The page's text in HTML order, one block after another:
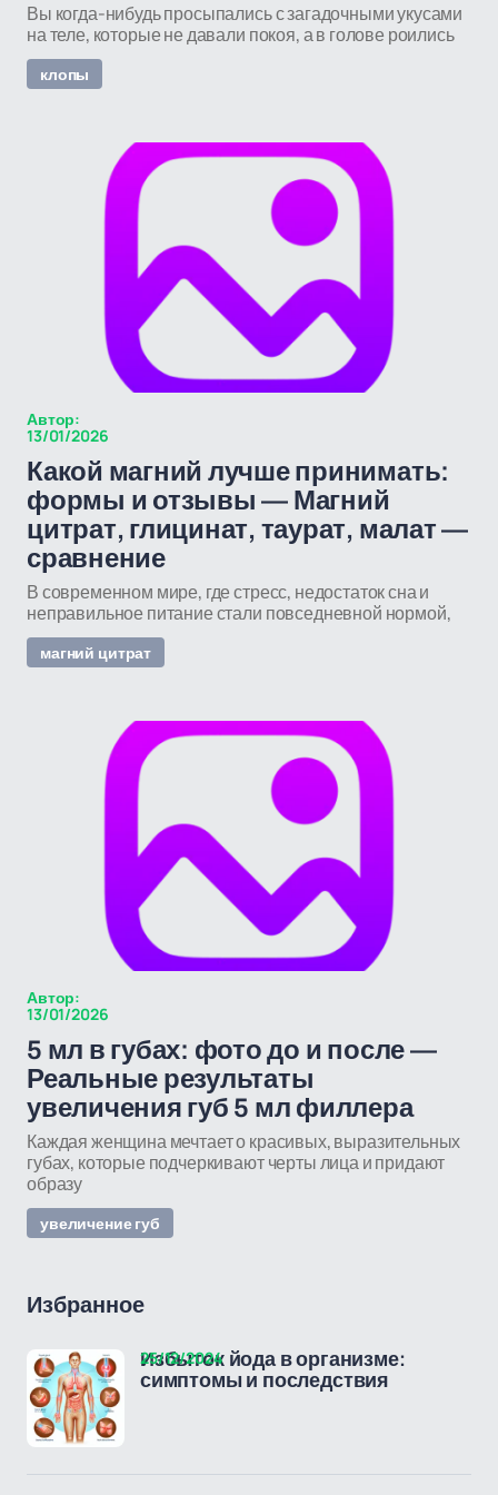
Вы когда-нибудь просыпались с загадочными укусами
на теле, которые не давали покоя, а в голове роились
клопы
Автор:
13/01/2026
Какой магний лучше принимать:
формы и отзывы — Магний
цитрат, глицинат, таурат, малат —
сравнение
В современном мире, где стресс, недостаток сна и
неправильное питание стали повседневной нормой,
магний цитрат
Автор:
13/01/2026
5 мл в губах: фото до и после —
Реальные результаты
увеличения губ 5 мл филлера
Каждая женщина мечтает о красивых, выразительных
губах, которые подчеркивают черты лица и придают
образу
увеличение губ
Избранное
Избыток йода в организме:
симптомы и последствия
25/12/2024